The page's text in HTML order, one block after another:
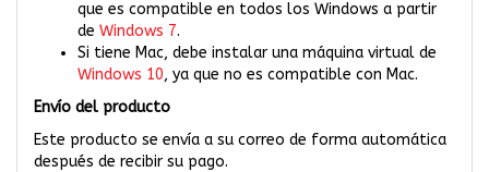
que es compatible en todos los Windows a partir
de Windows 7.
Si tiene Mac, debe instalar una máquina virtual de
Windows 10, ya que no es compatible con Mac.
Envío del producto
Este producto se envía a su correo de forma automática
después de recibir su pago.